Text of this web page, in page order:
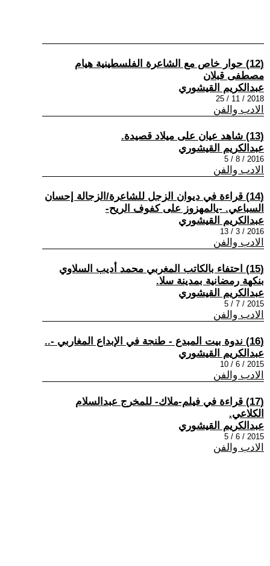
(12) حوار خاص مع الشاعرة الفلسطينية هيام
مصطفى قبلان
عبدالكريم القيشوري
2018 / 11 / 25
الادب والفن
(13) شاهد عيان على ميلاد قصيدة.
عبدالكريم القيشوري
2016 / 8 / 5
الادب والفن
(14) قراءة في ديوان الزجل للشاعرة/الزجالة إحسان
السباعي. -يالمهزوز على كفوف الريح-
عبدالكريم القيشوري
2016 / 3 / 13
الادب والفن
(15) احتفاء بالكاتب المغربي محمد أديب السلاوي
بنكهة رمضانية بمدينة سلا.
عبدالكريم القيشوري
2015 / 7 / 5
الادب والفن
(16) ندوة بيت المبدع - طنجة في الإبداع المغاربي -..
عبدالكريم القيشوري
2015 / 6 / 10
الادب والفن
(17) قراءة في فيلم-ملاك- للمخرج عبدالسلام
الكلاعي.
عبدالكريم القيشوري
2015 / 6 / 5
الادب والفن